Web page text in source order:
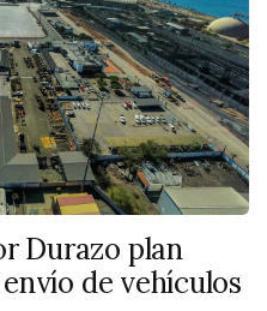
Durazo plan
de vehículos